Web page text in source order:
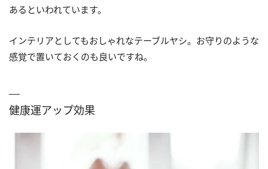
あるといわれています。
インテリアとしてもおしゃれなテーブルヤシ。お守りのような
感覚で置いておくのも良いですね。
健康運アップ効果